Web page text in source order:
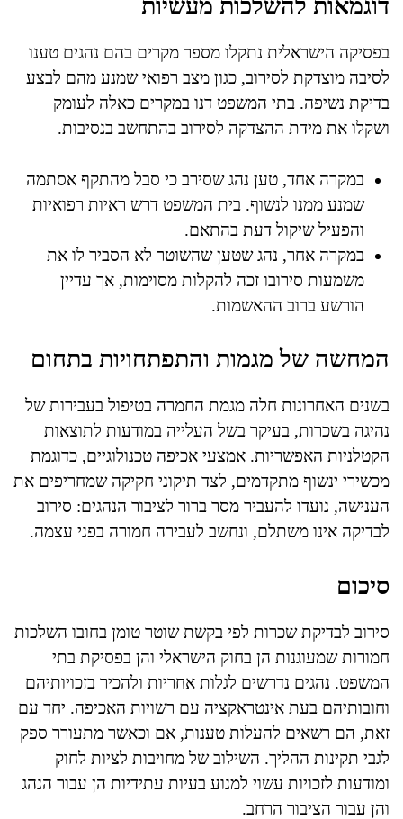
דוגמאות להשלכות מעשיות
בפסיקה הישראלית נתקלו מספר מקרים בהם נהגים טענו
לסיבה מוצדקת לסירוב, כגון מצב רפואי שמנע מהם לבצע
בדיקת נשיפה. בתי המשפט דנו במקרים כאלה לעומק
ושקלו את מידת ההצדקה לסירוב בהתחשב בנסיבות.
במקרה אחד, טען נהג שסירב כי סבל מהתקף אסתמה
שמנע ממנו לנשוף. בית המשפט דרש ראיות רפואיות
והפעיל שיקול דעת בהתאם.
במקרה אחר, נהג שטען שהשוטר לא הסביר לו את
משמעות סירובו זכה להקלות מסוימות, אך עדיין
הורשע ברוב ההאשמות.
המחשה של מגמות והתפתחויות בתחום
בשנים האחרונות חלה מגמת החמרה בטיפול בעבירות של
נהיגה בשכרות, בעיקר בשל העלייה במודעות לתוצאות
הקטלניות האפשריות. אמצעי אכיפה טכנולוגיים, כדוגמת
מכשירי ינשוף מתקדמים, לצד תיקוני חקיקה שמחריפים את
הענישה, נועדו להעביר מסר ברור לציבור הנהגים: סירוב
לבדיקה אינו משתלם, ונחשב לעבירה חמורה בפני עצמה.
סיכום
סירוב לבדיקת שכרות לפי בקשת שוטר טומן בחובו השלכות
חמורות שמעוגנות הן בחוק הישראלי והן בפסיקת בתי
המשפט. נהגים נדרשים לגלות אחריות ולהכיר בזכויותיהם
וחובותיהם בעת אינטראקציה עם רשויות האכיפה. יחד עם
זאת, הם רשאים להעלות טענות, אם וכאשר מתעורר ספק
לגבי תקינות ההליך. השילוב של מחויבות לציות לחוק
ומודעות לזכויות עשוי למנוע בעיות עתידיות הן עבור הנהג
והן עבור הציבור הרחב.